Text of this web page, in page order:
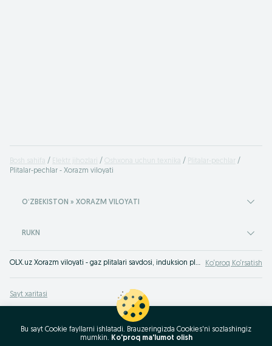
Bosh sahifa Elektr jihozlari Oshxona uchun texnika
Plitalar-pechlar
Plitalar-pechlar - Xorazm viloyati
OʻZBEKISTON » XORAZM VILOYATI
RUKN
OLX.uz Xorazm viloyati - gaz plitalari savdosi, induksion plitalar uchun eng yaxshi narxlar. Bizda sifatli oshxona plitalarini tez va qulay xarid qilish mumkin Xorazm viloyati. OLXga (avvalgi Torg) kiring va o‘zingiz guvoh bo‘ling! Ko‘proq Ko‘rsatish
Sayt xaritasi
Biznes-sahifa xaritasi
Bu sayt Cookie fayllarni ishlatadi. Brauzeringizda Cookies'ni sozlashingiz
mumkin. Ko'proq ma'lumot olish